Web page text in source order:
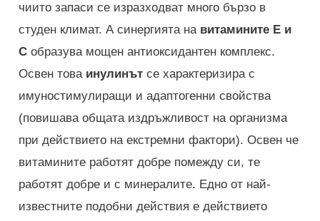
чиито запаси се изразходват много бързо в
студен климат. А синергията на витамините Е и
С образува мощен антиоксидантен комплекс.
Освен това инулинът се характеризира с
имуностимулиращи и адаптогенни свойства
(повишава общата издръжливост на организма
при действието на екстремни фактори). Освен че
витамините работят добре помежду си, те
работят добре и с минералите. Едно от най-
известните подобни действия е действието